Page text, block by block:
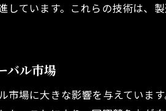
未来の溶
軽量化材
しています。これらの技術は、
バル市場
市場に大きな影響を与えていま